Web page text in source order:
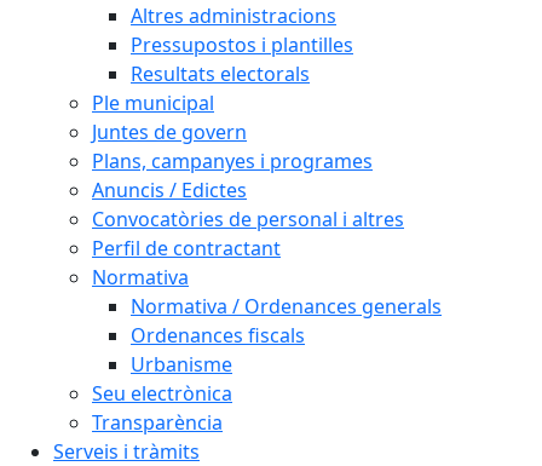
Altres administracions
Pressupostos i plantilles
Resultats electorals
Ple municipal
Juntes de govern
Plans, campanyes i programes
Anuncis / Edictes
Convocatòries de personal i altres
Perfil de contractant
Normativa
Normativa / Ordenances generals
Ordenances fiscals
Urbanisme
Seu electrònica
Transparència
Serveis i tràmits